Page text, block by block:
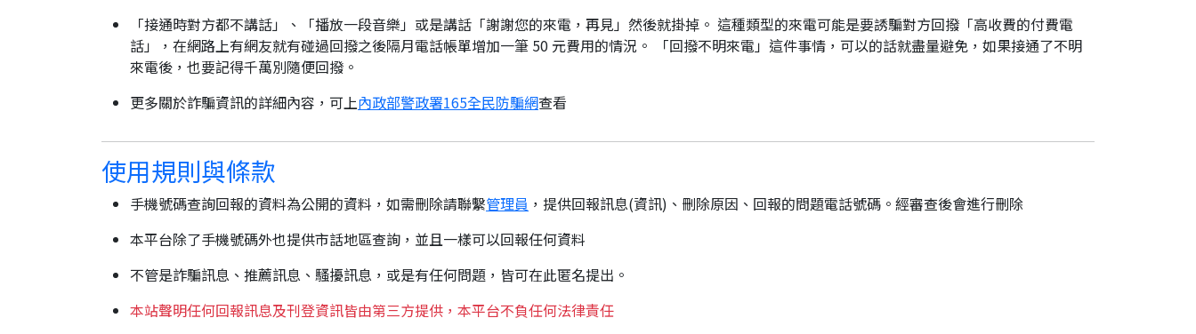
「接通時對方都不講話」、「播放一段音樂」或是講話「謝謝您的來電，再見」然後就掛掉。 這種類型的來電可能是要誘騙對方回撥「高收費的付費電
話」，在網路上有網友就有碰過回撥之後隔月電話帳單增加一筆 50 元費用的情況。 「回撥不明來電」這件事情，可以的話就盡量避免，如果接通了不明
來電後，也要記得千萬別隨便回撥。
更多關於詐騙資訊的詳細內容，可上內政部警政署165全民防騙網查看
使用規則與條款
手機號碼查詢回報的資料為公開的資料，如需刪除請聯繫管理員 ，提供回報訊息(資訊)、刪除原因、回報的問題電話號碼。經審查後會進行刪除
本平台除了手機號碼外也提供市話地區查詢，並且一樣可以回報任何資料
不管是詐騙訊息、推薦訊息、騷擾訊息，或是有任何問題，皆可在此匿名提出。
本站聲明任何回報訊息及刊登資訊皆由第三方提供，本平台不負任何法律責任